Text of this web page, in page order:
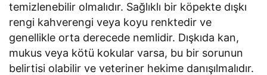
temizlenebilir olmalıdır. Sağlıklı bir köpekte dışkı
rengi kahverengi veya koyu renktedir ve
genellikle orta derecede nemlidir. Dışkıda kan,
mukus veya kötü kokular varsa, bu bir sorunun
belirtisi olabilir ve veteriner hekime danışılmalıdır.